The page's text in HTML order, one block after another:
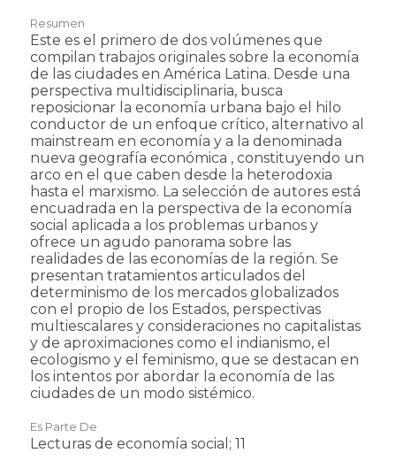
Resumen
Este es el primero de dos volúmenes que
compilan trabajos originales sobre la economía
de las ciudades en América Latina. Desde una
perspectiva multidisciplinaria, busca
reposicionar la economía urbana bajo el hilo
conductor de un enfoque crítico, alternativo al
mainstream en economía y a la denominada
nueva geografía económica , constituyendo un
arco en el que caben desde la heterodoxia
hasta el marxismo. La selección de autores está
encuadrada en la perspectiva de la economía
social aplicada a los problemas urbanos y
ofrece un agudo panorama sobre las
realidades de las economías de la región. Se
presentan tratamientos articulados del
determinismo de los mercados globalizados
con el propio de los Estados, perspectivas
multiescalares y consideraciones no capitalistas
y de aproximaciones como el indianismo, el
ecologismo y el feminismo, que se destacan en
los intentos por abordar la economía de las
ciudades de un modo sistémico.
Es Parte De
Lecturas de economía social; 11